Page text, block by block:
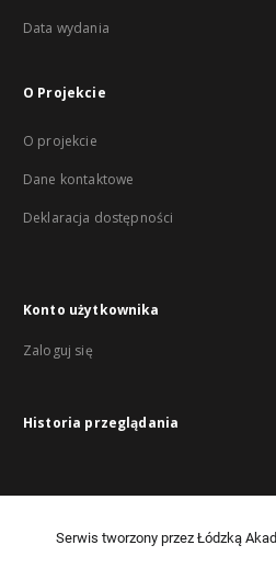
Data wydania
O Projekcie
O projekcie
Dane kontaktowe
Deklaracja dostępności
Konto użytkownika
Zaloguj się
Historia przeglądania
Serwis tworzony przez Łódzką